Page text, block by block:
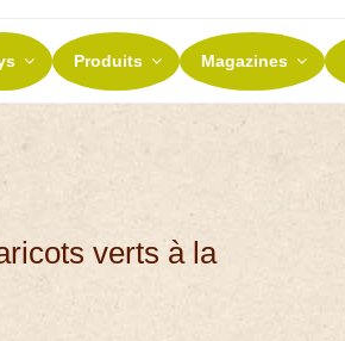
Produits Magazines
verts à la